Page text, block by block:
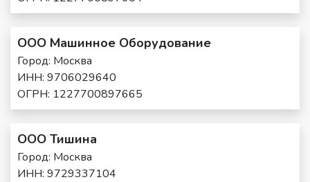
ООО Машинное Оборудование
Город: Москва
ИНН: 9706029640
ОГРН: 1227700897665
ООО Тишина
Город: Москва
ИНН: 9729337104